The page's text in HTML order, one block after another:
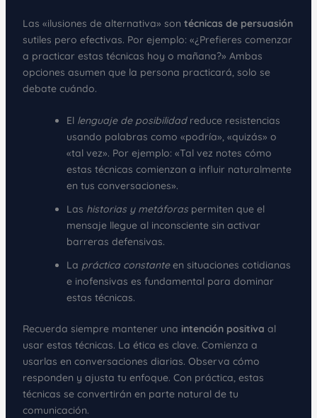
Las «ilusiones de alternativa» son técnicas de persuasión
sutiles pero efectivas. Por ejemplo: «¿Prefieres comenzar
a practicar estas técnicas hoy o mañana?» Ambas
opciones asumen que la persona practicará, solo se
debate cuándo.
El lenguaje de posibilidadreduce resistencias
usando palabras como «podría», «quizás» o
«tal vez». Por ejemplo: «Tal vez notes cómo
estas técnicas comienzan a influir naturalmente
en tus conversaciones».
Las historias y metáforaspermiten que el
mensaje llegue al inconsciente sin activar
barreras defensivas.
La práctica constanteen situaciones cotidianas
e inofensivas es fundamental para dominar
estas técnicas.
Recuerda siempre mantener una intención positiva al
usar estas técnicas. La ética es clave. Comienza a
usarlas en conversaciones diarias. Observa cómo
responden y ajusta tu enfoque. Con práctica, estas
técnicas se convertirán en parte natural de tu
comunicación.